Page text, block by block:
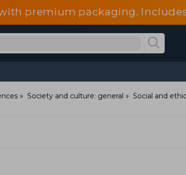
premium packaging.
fees.
Society and culture: general Social and